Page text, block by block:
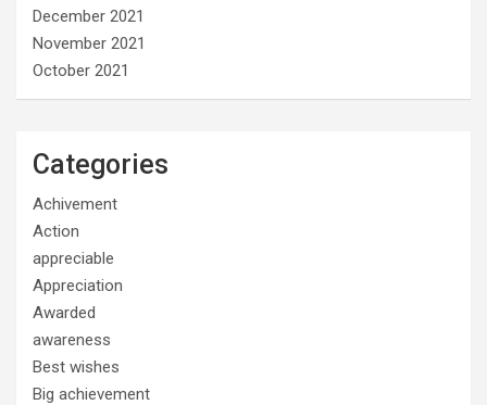
December 2021
November 2021
October 2021
Categories
Achivement
Action
appreciable
Appreciation
Awarded
awareness
Best wishes
Big achievement